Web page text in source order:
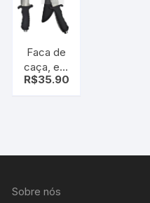
Faca de
caça, em
aço inox
R$35.90
Sobre nós